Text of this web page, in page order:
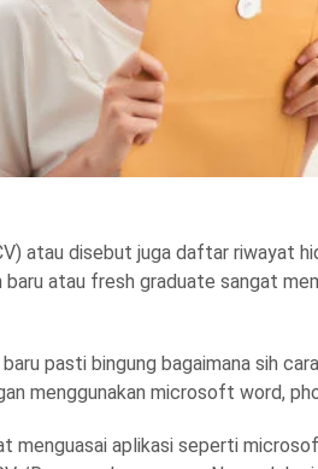
atau disebut juga daftar riwayat
baru atau fresh graduate sangat
pasti bingung bagaimana sih
menggunakan microsoft word,
menguasai aplikasi seperti